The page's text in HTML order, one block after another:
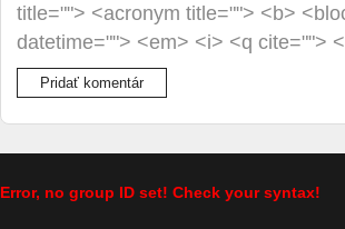
title=""> <acronym title=""> <b>
datetime=""> <em> <i> <q cite="">
Error, no group ID set! Check your syntax!